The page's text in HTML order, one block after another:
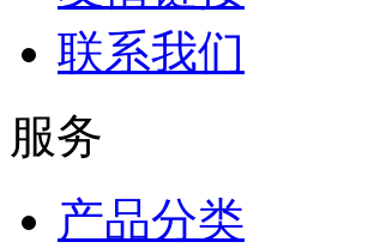
联系我们
服务
产品分类